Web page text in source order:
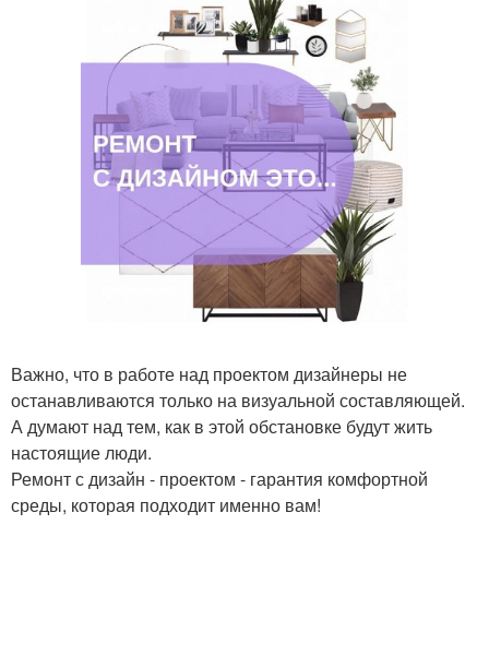
Важно, что в работе над проектом дизайнеры не
останавливаются только на визуальной составляющей.
А думают над тем, как в этой обстановке будут жить
настоящие люди.
Ремонт с дизайн - проектом - гарантия комфортной
среды, которая подходит именно вам!